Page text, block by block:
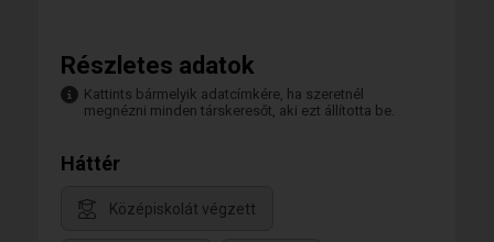
Részletes adatok
Kattints bármelyik adatcímkére, ha szeretnél
megnézni minden társkeresőt, aki ezt állította be.
Háttér
Középiskolát végzett